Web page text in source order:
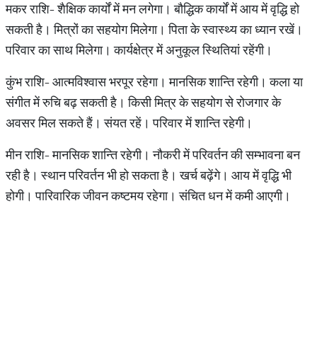
मकर राशि- शैक्षिक कार्यों में मन लगेगा। बौद्धिक कार्यों में आय में वृद्धि हो
सकती है। मित्रों का सहयोग मिलेगा। पिता के स्वास्‍थ्‍य का ध्यान रखें।
परिवार का साथ मिलेगा। कार्यक्षेत्र में अनुकूल स्थितियां रहेंगी।
कुंभ राशि- आत्मविश्वास भरपूर रहेगा। मानसिक शान्ति‍ रहेगी। कला या
संगीत में रुचि बढ़ सकती है। किसी मित्र के सहयोग से रोजगार के
अवसर मिल सकते हैं। संयत रहें। परिवार में शान्ति रहेगी।
मीन राशि- मानसिक शान्ति‍ रहेगी। नौकरी में परिवर्तन की सम्भावना बन
रही है। स्थान परिवर्तन भी हो सकता है। खर्च बढ़ेंगे। आय में वृद्धि भी
होगी। पारिवारिक जीवन कष्टमय रहेगा। संचित धन में कमी आएगी।